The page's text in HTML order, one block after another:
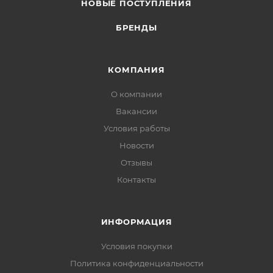
НОВЫЕ ПОСТУПЛЕНИЯ
БРЕНДЫ
КОМПАНИЯ
О компании
Вакансии
Условия работы
Новости
Отзывы
Контакты
ИНФОРМАЦИЯ
Условия покупки
Политика конфиденциальности